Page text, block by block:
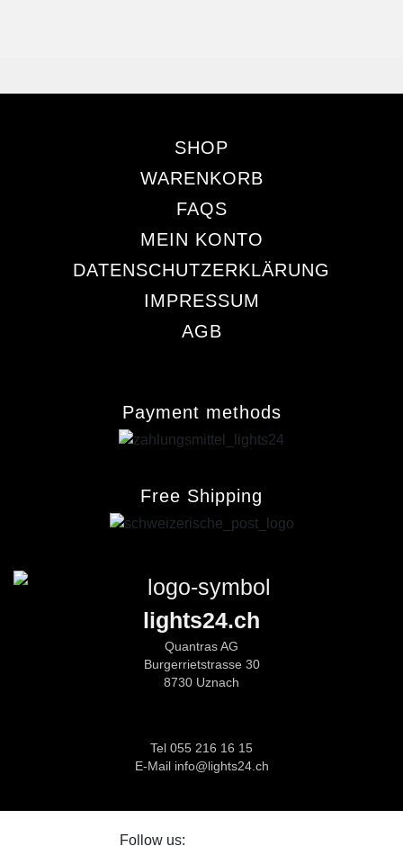
SHOP
WARENKORB
FAQS
MEIN KONTO
DATENSCHUTZERKLÄRUNG
IMPRESSUM
AGB
Payment methods
Free Shipping
lights24.ch
Quantras AG
Burgerrietstrasse 30
8730 Uznach
Tel 055 216 16 15
E-Mail info@lights24.ch
Follow us: